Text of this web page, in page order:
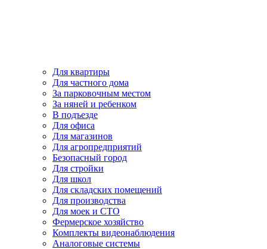
Для квартиры
Для частного дома
За парковочным местом
За няней и ребенком
В подъезде
Для офиса
Для магазинов
Для агропредприятий
Безопасный город
Для стройки
Для школ
Для складских помещений
Для производства
Для моек и СТО
Фермерское хозяйство
Комплекты видеонаблюдения
Аналоговые системы